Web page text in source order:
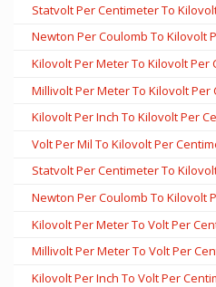
Statvolt Per Centimeter To
Newton Per Coulomb To Kilovolt
Kilovolt Per Meter To Kilovolt Per
Millivolt Per Meter To Kilovolt Per
Kilovolt Per Inch To Kilovolt Per
Volt Per Mil To Kilovolt Per
Statvolt Per Centimeter To
Newton Per Coulomb To Kilovolt
Kilovolt Per Meter To Volt Per
Millivolt Per Meter To Volt Per
Kilovolt Per Inch To Volt Per